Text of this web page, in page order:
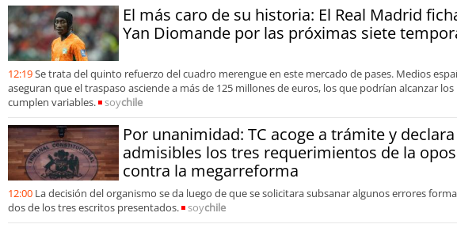
El más caro de su historia: El Real Madrid
Yan Diomande por las próximas siete
12:19Se trata del quinto refuerzo del cuadro merengue en este mercado de pases. Medios
aseguran que el traspaso asciende a más de 125 millones de euros, los que podrían alcanzar los
cumplen variables.
soychile
Por unanimidad: TC acoge a trámite y declara
admisibles los tres requerimientos de la
contra la megarreforma
12:00 La decisión del organismo se da luego de que se solicitara subsanar algunos errores
dos de los tres escritos presentados.
soychile